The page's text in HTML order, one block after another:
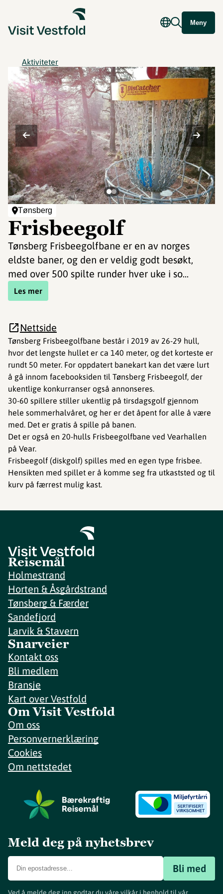
Meny
Aktiviteter
Tønsberg
Frisbeegolf
Tønsberg Frisbeegolfbane er en av norges
eldste baner, og den er veldig godt besøkt,
med over 500 spilte runder hver uke i so...
Les mer
©
Tønsberg Frisbeegolfbane består i 2019 av 26-29 hull,
hvor det lengste hullet er ca 140 meter, og det korteste er
rundt 50 meter. For oppdatert banekart kan det være lurt
å gå innom facebooksiden til Tønsberg Frisbeegolf, der
ukentlige konkurranser også annonseres.
30-60 spillere stiller ukentlig på tirsdagsgolf gjennom
hele sommerhalvåret, og her er det åpent for alle å være
med. Det er gratis å spille på banen.
Det er også en 20-hulls Frisbeegolfbane ved Vearhallen
på Vear.
Frisbeegolf (diskgolf) spilles med en egen type frisbee.
Hensikten med spillet er å komme seg fra utkaststed og til
kurv på færrest mulig kast.
Nettside
Reisemål
Holmestrand
Horten & Åsgårdstrand
Tønsberg & Færder
Sandefjord
Larvik & Stavern
Snarveier
Kontakt oss
Bli medlem
Bransje
Kart over Vestfold
Om Visit Vestfold
Om oss
Personvernerklæring
Cookies
Om nettstedet
Meld deg på nyhetsbrev
Bli med